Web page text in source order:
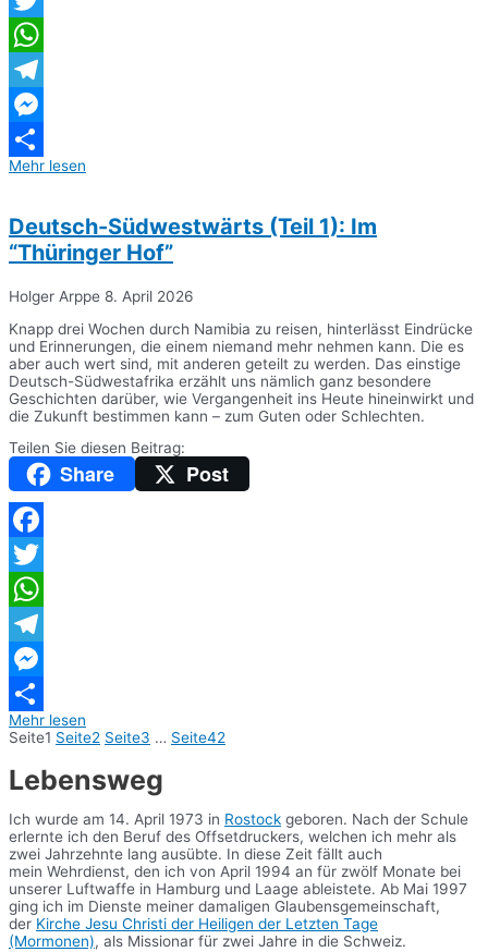
Twitter
WhatsApp
Telegram
Messenger
Teilen
Mehr lesen
Deutsch-Südwestwärts (Teil 1): Im
“Thüringer Hof”
Holger Arppe 8. April 2026
Knapp drei Wochen durch Namibia zu reisen, hinterlässt Eindrücke
und Erinnerungen, die einem niemand mehr nehmen kann. Die es
aber auch wert sind, mit anderen geteilt zu werden. Das einstige
Deutsch-Südwestafrika erzählt uns nämlich ganz besondere
Geschichten darüber, wie Vergangenheit ins Heute hineinwirkt und
die Zukunft bestimmen kann – zum Guten oder Schlechten.
Teilen Sie diesen Beitrag:
Share Post
Facebook
Twitter
WhatsApp
Telegram
Messenger
Teilen
Mehr lesen
Seite1 Seite2 Seite3 … Seite42
Lebensweg
Ich wurde am 14. April 1973 in Rostock geboren. Nach der Schule
erlernte ich den Beruf des Offsetdruckers, welchen ich mehr als
zwei Jahrzehnte lang ausübte. In diese Zeit fällt auch
mein Wehrdienst, den ich von April 1994 an für zwölf Monate bei
unserer Luftwaffe in Hamburg und Laage ableistete. Ab Mai 1997
ging ich im Dienste meiner damaligen Glaubensgemeinschaft,
der Kirche Jesu Christi der Heiligen der Letzten Tage
(Mormonen), als Missionar für zwei Jahre in die Schweiz.